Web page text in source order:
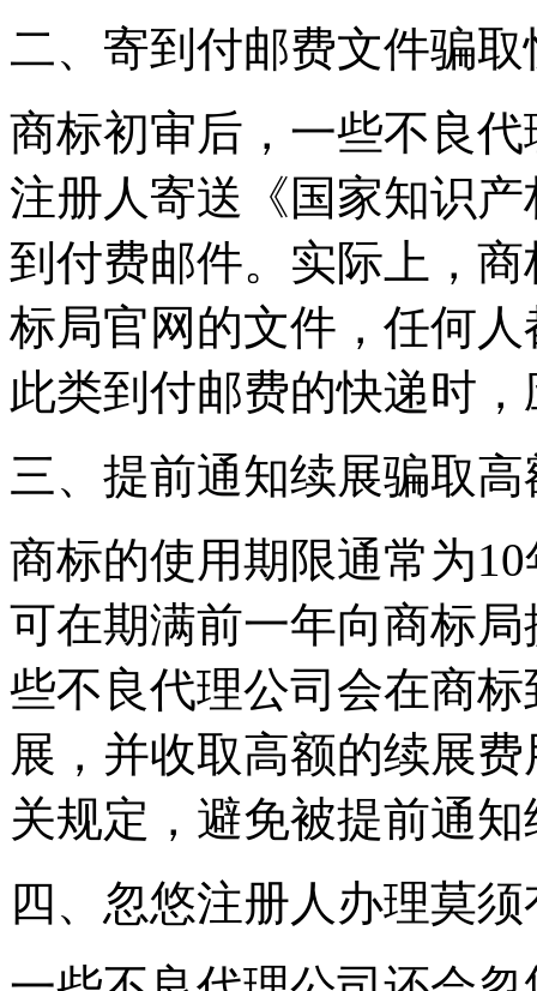
二、寄到付邮费文件骗取
商标初审后，一些不良
注册人寄送《国家知识
到付费邮件。实际上，
标局官网的文件，任何
此类到付邮费的快递时
三、提前通知续展骗取
商标的使用期限通常为
可在期满前一年向商标
些不良代理公司会在商
展，并收取高额的续展
关规定，避免被提前通
四、忽悠注册人办理莫